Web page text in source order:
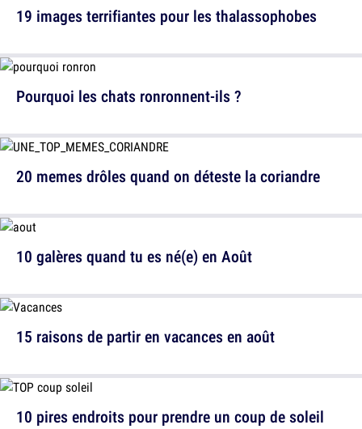
Pourquoi les chats ronronnent-ils ?
10 galères quand tu es né(e) en Août
10 pires endroits pour prendre un coup de soleil
19 images terrifiantes pour les thalassophobes
20 memes drôles quand on déteste la coriandre
15 raisons de partir en vacances en août